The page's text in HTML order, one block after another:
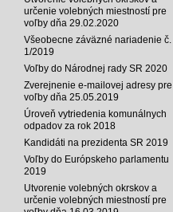
určenie volebných miestností pre
voľby dňa 29.02.2020
Všeobecne záväzné nariadenie č.
1/2019
Voľby do Národnej rady SR 2020
Zverejnenie e-mailovej adresy pre
voľby dňa 25.05.2019
Úroveň vytriedenia komunálnych
odpadov za rok 2018
Kandidáti na prezidenta SR 2019
Voľby do Európskeho parlamentu
2019
Utvorenie volebných okrskov a
určenie volebných miestností pre